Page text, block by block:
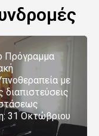
Πρόγραμμα
με
διαπιστεύσεις
31 Οκτώβριου